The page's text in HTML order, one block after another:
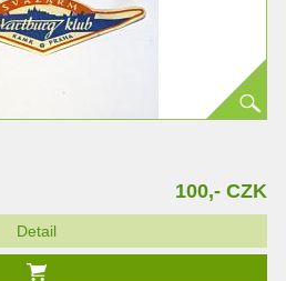
100,- CZK
Detail